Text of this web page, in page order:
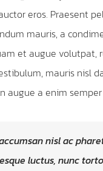
eros. Praesent
mauris, a
et augue volutpat,
mauris nisl
augue a enim
nisl ac
luctus, nunc